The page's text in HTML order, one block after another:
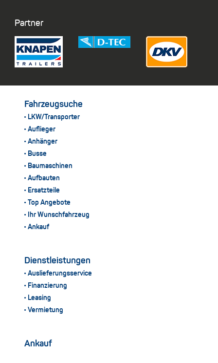
Partner
Fahrzeugsuche
LKW/Transporter
Auflieger
Anhänger
Busse
Baumaschinen
Aufbauten
Ersatzteile
Top Angebote
Ihr Wunschfahrzeug
Ankauf
Dienstleistungen
Auslieferungsservice
Finanzierung
Leasing
Vermietung
Ankauf